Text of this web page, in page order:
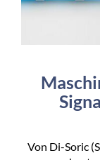
Von Di-Soric